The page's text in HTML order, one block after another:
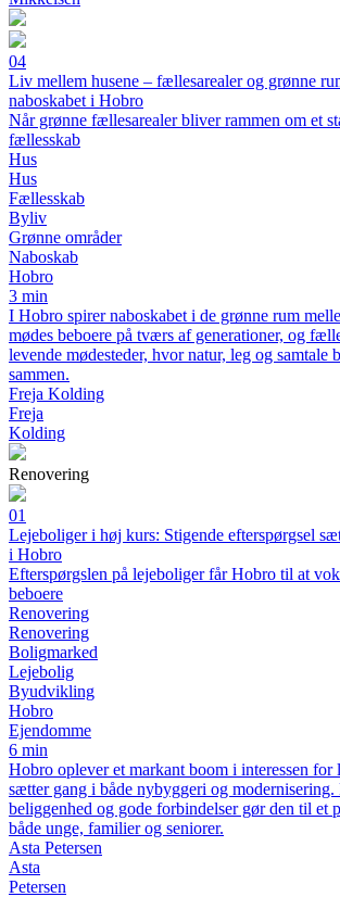
04
Liv mellem husene – fællesarealer og grønne
naboskabet i Hobro
Når grønne fællesarealer bliver rammen om et
fællesskab
Hus
Hus
Fællesskab
Byliv
Grønne områder
Naboskab
Hobro
3 min
I Hobro spirer naboskabet i de grønne rum
mødes beboere på tværs af generationer, og
levende mødesteder, hvor natur, leg og samtale
sammen.
Freja Kolding
Freja
Kolding
Renovering
01
Lejeboliger i høj kurs: Stigende efterspørgsel
i Hobro
Efterspørgslen på lejeboliger får Hobro til at
beboere
Renovering
Renovering
Boligmarked
Lejebolig
Byudvikling
Hobro
Ejendomme
6 min
Hobro oplever et markant boom i interessen for
sætter gang i både nybyggeri og modernisering.
beliggenhed og gode forbindelser gør den til et
både unge, familier og seniorer.
Asta Petersen
Asta
Petersen